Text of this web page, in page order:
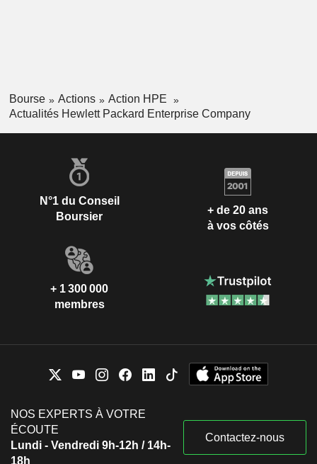
Bourse Actions
Action HPE
Actualités Hewlett Packard Enterprise Company
N°1 du Conseil
Boursier
+ de 20 ans
à vos côtés
+ 1 300 000
membres
NOS EXPERTS À VOTRE
ÉCOUTE
Lundi - Vendredi 9h-12h / 14h-
18h
Contactez-nous